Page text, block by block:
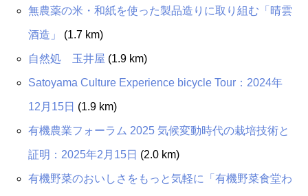
無農薬の米・和紙を使った製品造りに取り組む「晴雲
酒造」 (1.7 km)
自然処 玉井屋 (1.9 km)
Satoyama Culture Experience bicycle Tour：2024年
12月15日 (1.9 km)
有機農業フォーラム 2025 気候変動時代の栽培技術と
証明：2025年2月15日 (2.0 km)
有機野菜のおいしさをもっと気軽に「有機野菜食堂わ